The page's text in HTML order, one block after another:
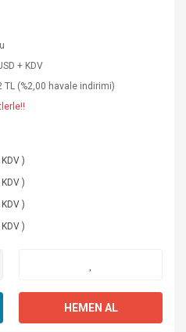
+ KDV
TL (%2,00 havale indirimi)
)
)
)
)
HEMEN AL